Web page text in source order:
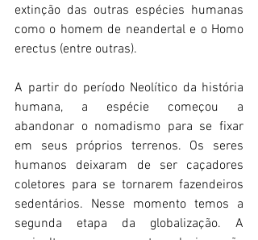
extinção das outras espécies humanas
como o homem de neandertal e o Homo
erectus (entre outras).
A partir do período Neolítico da história
humana, a espécie começou a
abandonar o nomadismo para se fixar
em seus próprios terrenos. Os seres
humanos deixaram de ser caçadores
coletores para se tornarem fazendeiros
sedentários. Nesse momento temos a
segunda etapa da globalização. A